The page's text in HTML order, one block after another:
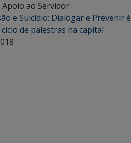
ao Servidor
e Suicídio: Dialogar e Prevenir é
de palestras na capital